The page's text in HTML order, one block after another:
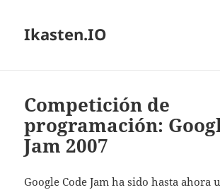
Ikasten.IO
Competición de
programación:
Jam 2007
Google Code Jam ha sido hasta ahora